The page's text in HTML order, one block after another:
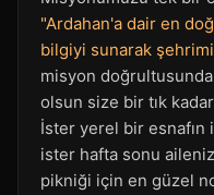
"Ardahan'a dair en
bilgiyi sunarak
misyon
olsun size bir tık
İster yerel bir
ister hafta sonu
pikniği için en güzel